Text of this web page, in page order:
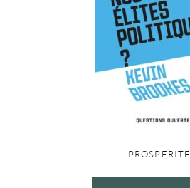
PROSPÉRITÉ